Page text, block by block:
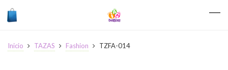
Inicio TAZAS Fashion TZFA-014